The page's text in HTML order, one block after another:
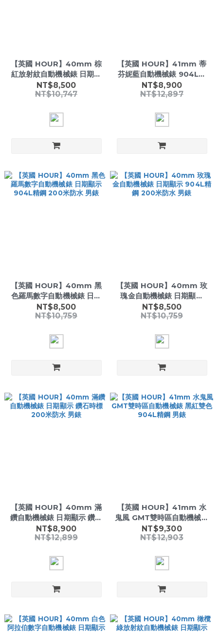
【英國 HOUR】40mm 棕
紅放射紋自動機械錶 日期顯
示 904L精鋼 200米防水 男
錶
NT$8,500
NT$10,747
【英國 HOUR】41mm 蒂
芬妮藍自動機械錶 904L精
鋼 星期日期 200米防水 男
錶
NT$8,900
NT$12,897
【英國 HOUR】40mm 黑
色羅馬數字自動機械錶 日期
顯示 904L精鋼 200米防水
男錶
NT$8,500
NT$10,759
【英國 HOUR】40mm 玫
瑰金自動機械錶 日期顯示
904L精鋼 200米防水 男錶
NT$8,500
NT$10,759
【英國 HOUR】40mm 滿
鑽自動機械錶 日期顯示 鑽石
時標 200米防水 男錶
NT$8,900
NT$12,899
【英國 HOUR】41mm 水
鬼風 GMT雙時區自動機械錶
黑紅雙色 904L精鋼 男錶
NT$9,300
NT$12,903